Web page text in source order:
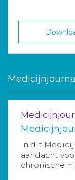
In dit
aandacht
chronische